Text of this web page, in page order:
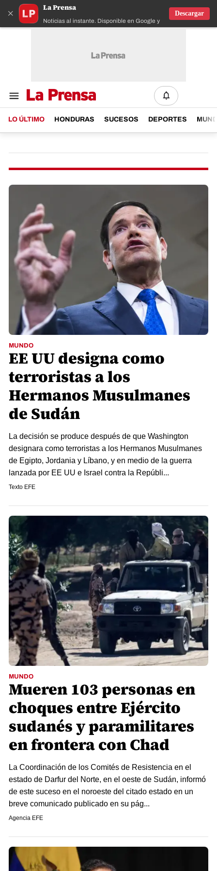
×
La Prensa
Noticias al instante. Disponible en Google y IOS
Descargar
LO ÚLTIMO HONDURAS SUCESOS DEPORTES
MUNDO
EE UU designa como
terroristas a los
Hermanos Musulmanes
de Sudán
La decisión se produce después de que Washington
designara como terroristas a los Hermanos Musulmanes
de Egipto, Jordania y Líbano, y en medio de la guerra
lanzada por EE UU e Israel contra la Repúbli...
Texto EFE
MUNDO
Mueren 103 personas en
choques entre Ejército
sudanés y paramilitares
en frontera con Chad
La Coordinación de los Comités de Resistencia en el
estado de Darfur del Norte, en el oeste de Sudán, informó
de este suceso en el noroeste del citado estado en un
breve comunicado publicado en su pág...
Agencia EFE